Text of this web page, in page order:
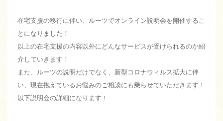
在宅支援の移行に伴い、ルーツでオンライン説明会を開催するこ
とになりました！
以上の在宅支援の内容以外にどんなサービスが受けられるのか紹
介していきます！
また、ルーツの説明だけでなく、新型コロナウィルス拡大に伴
い、現在抱えているお悩みのご相談にも乗らせていただきます！
以下説明会の詳細になります！